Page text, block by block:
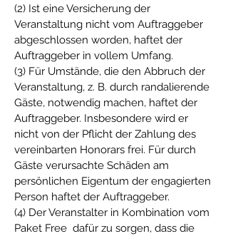
(2) Ist eine Versicherung der
Veranstaltung nicht vom Auftraggeber
abgeschlossen worden, haftet der
Auftraggeber in vollem Umfang.
(3) Für Umstände, die den Abbruch der
Veranstaltung, z. B. durch randalierende
Gäste, notwendig machen, haftet der
Auftraggeber. Insbesondere wird er
nicht von der Pflicht der Zahlung des
vereinbarten Honorars frei. Für durch
Gäste verursachte Schäden am
persönlichen Eigentum der engagierten
Person haftet der Auftraggeber.
(4) Der Veranstalter in Kombination vom
Paket Free dafür zu sorgen, dass die